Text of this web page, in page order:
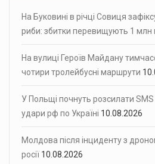
На Буковині в річці Совиця
риби: збитки перевищують 1 млн
На вулиці Героїв Майдану
чотири тролейбусні маршрути
У Польщі почнуть розсилати SMS
удари рф по Україні 10.08.2026
Молдова після інциденту з
росії 10.08.2026